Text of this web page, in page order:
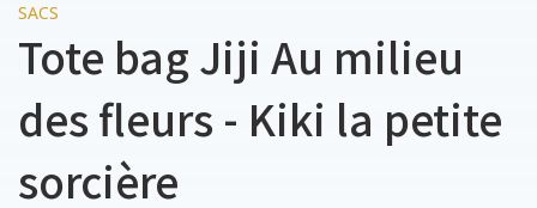
SACS
Tote bag Jiji Au milieu
des fleurs - Kiki la petite
sorcière